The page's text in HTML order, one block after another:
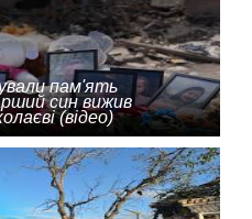
пам'ять
син вижив
(відео)